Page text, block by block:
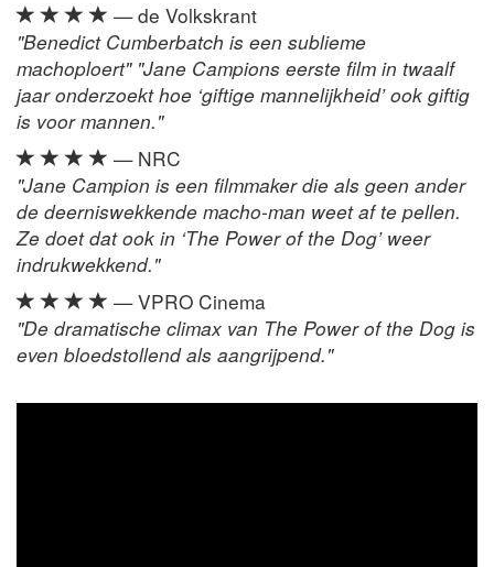
— de Volkskrant
"Benedict Cumberbatch is een sublieme
machoploert" "Jane Campions eerste film in twaalf
jaar onderzoekt hoe ‘giftige mannelijkheid’ ook giftig
is voor mannen."
— NRC
"Jane Campion is een filmmaker die als geen ander
de deerniswekkende macho-man weet af te pellen.
Ze doet dat ook in ‘The Power of the Dog’ weer
indrukwekkend."
— VPRO Cinema
"De dramatische climax van The Power of the Dog is
even bloedstollend als aangrijpend."